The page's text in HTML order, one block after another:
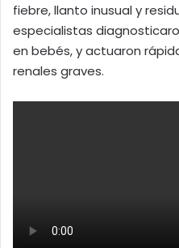
fiebre, llanto inusual y
especialistas
en bebés, y actuaron
renales graves.